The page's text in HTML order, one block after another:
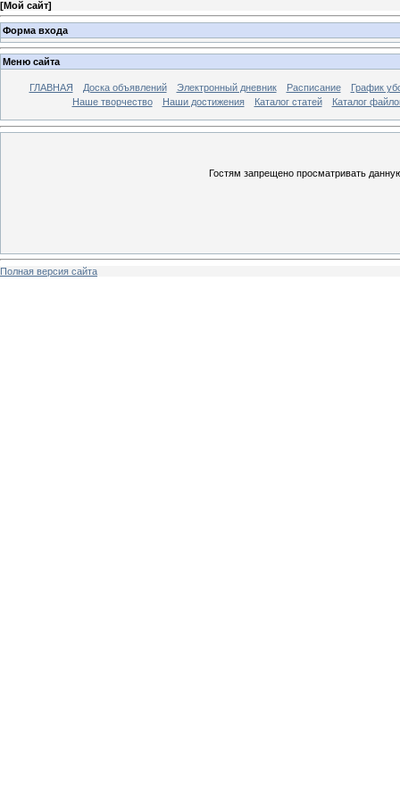
[Мой сайт]
Форма входа
Меню сайта
ГЛАВНАЯ Доска объявлений Электронный дневник Расписание
График
Наше творчество
Наши достижения Каталог статей Каталог
Гостям запрещено просматривать
Полная версия сайта